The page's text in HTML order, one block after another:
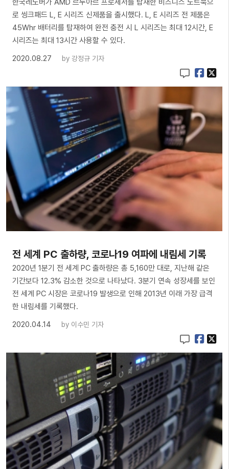
한국레노버가 AMD 르누아르 프로세서를 탑재한 비즈니스 노트북으
로 씽크패드 L, E 시리즈 신제품을 출시했다. L, E 시리즈 전 제품은
45Whr 배터리를 탑재하여 완전 충전 시 L 시리즈는 최대 12시간, E
시리즈는 최대 13시간 사용할 수 있다.
2020.08.27
by 강정규 기자
전 세계 PC 출하량, 코로나19 여파에 내림세 기록
2020년 1분기 전 세계 PC 출하량은 총 5,160만 대로, 지난해 같은
기간보다 12.3% 감소한 것으로 나타났다. 3분기 연속 성장세를 보인
전 세계 PC 시장은 코로나19 발생으로 인해 2013년 이래 가장 급격
한 내림세를 기록했다.
2020.04.14
by 이수민 기자